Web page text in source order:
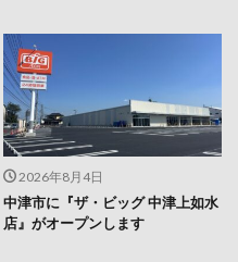
2026年8月4日
中津市に『ザ・ビッグ 中津上如水
店』がオープンします